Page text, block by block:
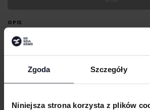
Zgoda Szczegóły
Niniejsza strona korzysta z plików
OPIS
Wytrzymałość dżinsu z wygodą streczu
Troczek do ściągania w pasie